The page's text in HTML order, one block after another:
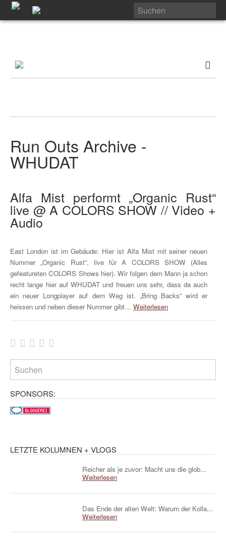
Run Outs Archive -
WHUDAT
Alfa Mist performt „Organic Rust“
live @ A COLORS SHOW // Video +
Audio
East London ist im Gebäude: Hier ist Alfa Mist mit seiner neuen
Nummer „Organic Rust“, live für A COLORS SHOW (Alles
gefeatureten COLORS Shows hier). Wir folgen dem Mann ja schon
recht lange hier auf WHUDAT und freuen uns sehr, dass da auch
ein neuer Longplayer auf dem Weg ist. „Bring Backs“ wird er
heissen und neben dieser Nummer gibt… Weiterlesen
SPONSORS:
LETZTE KOLUMNEN + VLOGS
Reicher als je zuvor: Macht uns die glob...
Weiterlesen
Das Ende der alten Welt: Warum der Kolla...
Weiterlesen